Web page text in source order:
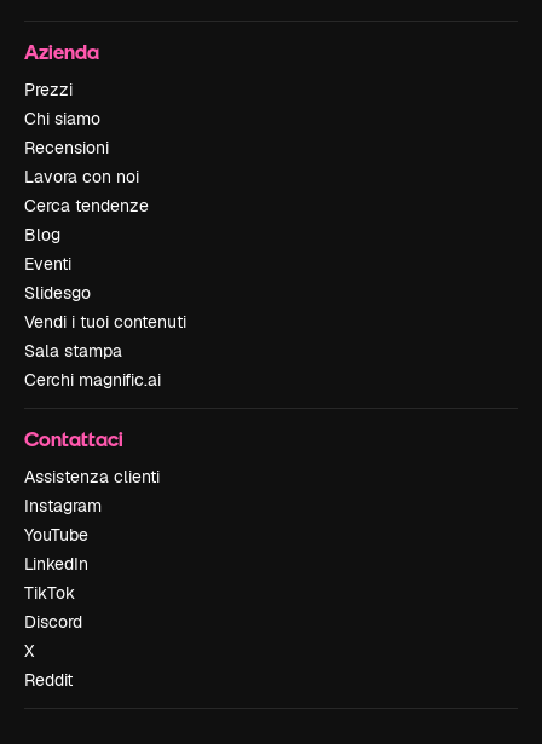
Azienda
Prezzi
Chi siamo
Recensioni
Lavora con noi
Cerca tendenze
Blog
Eventi
Slidesgo
Vendi i tuoi contenuti
Sala stampa
Cerchi magnific.ai
Contattaci
Assistenza clienti
Instagram
YouTube
LinkedIn
TikTok
Discord
X
Reddit